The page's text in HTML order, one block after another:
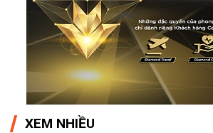
XEM NHIỀU